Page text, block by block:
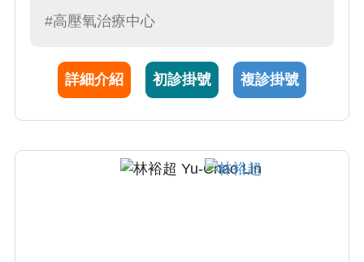
實務；其臨床解說耐心詳盡且深具同理心，備
域皆貢獻卓著，多次榮獲院級「傑出教學主治
醫師」與「優良主治醫師」殊榮，目前正持續
引領科部優化醫療品質，致力建構優質的一般
#高壓氧治療中心
詳細介紹 初診掛號 複診掛號